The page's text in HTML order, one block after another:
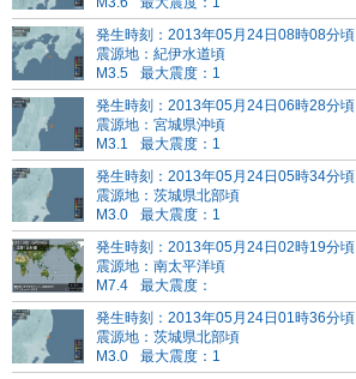
発生時刻：2013年05月24日08時08分頃
震源地：紀伊水道頃
M3.5
最大震度：1
発生時刻：2013年05月24日06時28分頃
震源地：宮城県沖頃
M3.1
最大震度：1
発生時刻：2013年05月24日05時34分頃
震源地：茨城県北部頃
M3.0
最大震度：1
発生時刻：2013年05月24日02時19分頃
震源地：南太平洋頃
M7.4
最大震度：
発生時刻：2013年05月24日01時36分頃
震源地：茨城県北部頃
M3.0
最大震度：1